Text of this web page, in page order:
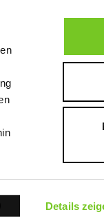
Details
und höchste